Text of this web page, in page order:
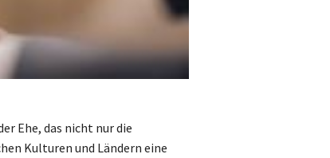
Ehe, das nicht nur die
Kulturen und Ländern eine